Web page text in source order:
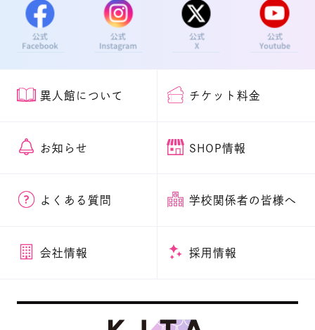
異人館について チケット料金
お知らせ SHOP情報
よくある質問 学校関係者の皆様へ
会社情報 採用情報